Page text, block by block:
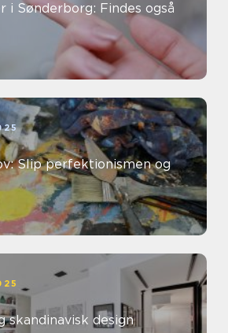
i Sønderborg: Findes også
Slip perfektionismen og
skandinavisk design